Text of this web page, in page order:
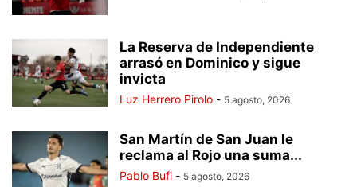
La Reserva de Independiente
arrasó en Dominico y sigue
invicta
Luz Herrero Pirolo - 5 agosto, 2026
San Martín de San Juan le
reclama al Rojo una suma...
Pablo Bufi - 5 agosto, 2026